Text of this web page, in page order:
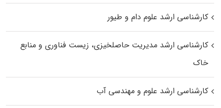
کارشناسی ارشد علوم دام و طیور
کارشناسی ارشد مدیریت حاصلخیزی، زیست فناوری و منابع
خاک
کارشناسی ارشد علوم و مهندسی آب